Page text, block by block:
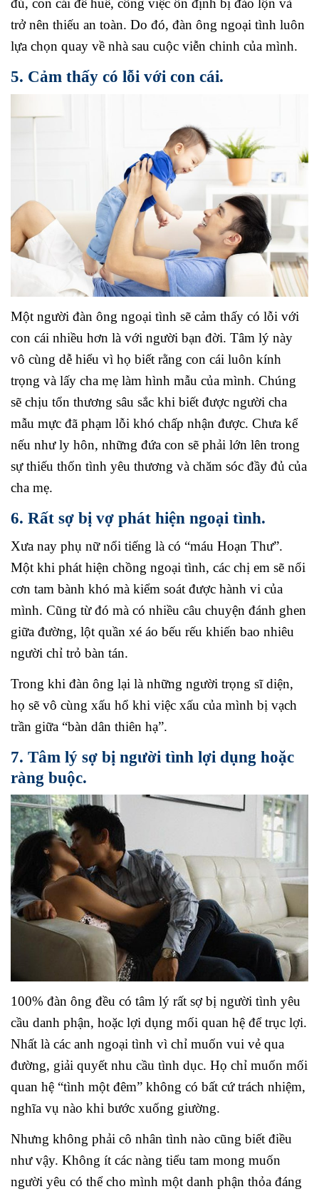
đủ, con cái đề huề, công việc ổn định bị đảo lộn và
trở nên thiếu an toàn. Do đó, đàn ông ngoại tình luôn
lựa chọn quay về nhà sau cuộc viễn chinh của mình.
5. Cảm thấy có lỗi với con cái.
Một người đàn ông ngoại tình sẽ cảm thấy có lỗi với
con cái nhiều hơn là với người bạn đời. Tâm lý này
vô cùng dễ hiểu vì họ biết rằng con cái luôn kính
trọng và lấy cha mẹ làm hình mẫu của mình. Chúng
sẽ chịu tổn thương sâu sắc khi biết được người cha
mẫu mực đã phạm lỗi khó chấp nhận được. Chưa kể
nếu như ly hôn, những đứa con sẽ phải lớn lên trong
sự thiếu thốn tình yêu thương và chăm sóc đầy đủ của
cha mẹ.
6. Rất sợ bị vợ phát hiện ngoại tình.
Xưa nay phụ nữ nổi tiếng là có “máu Hoạn Thư”.
Một khi phát hiện chồng ngoại tình, các chị em sẽ nổi
cơn tam bành khó mà kiểm soát được hành vi của
mình. Cũng từ đó mà có nhiều câu chuyện đánh ghen
giữa đường, lột quần xé áo bếu rếu khiến bao nhiêu
người chỉ trỏ bàn tán.
Trong khi đàn ông lại là những người trọng sĩ diện,
họ sẽ vô cùng xấu hổ khi việc xấu của mình bị vạch
trần giữa “bàn dân thiên hạ”.
7. Tâm lý sợ bị người tình lợi dụng hoặc
ràng buộc.
100% đàn ông đều có tâm lý rất sợ bị người tình yêu
cầu danh phận, hoặc lợi dụng mối quan hệ để trục lợi.
Nhất là các anh ngoại tình vì chỉ muốn vui vẻ qua
đường, giải quyết nhu cầu tình dục. Họ chỉ muốn mối
quan hệ “tình một đêm” không có bất cứ trách nhiệm,
nghĩa vụ nào khi bước xuống giường.
Nhưng không phải cô nhân tình nào cũng biết điều
như vậy. Không ít các nàng tiểu tam mong muốn
người yêu có thể cho mình một danh phận thỏa đáng